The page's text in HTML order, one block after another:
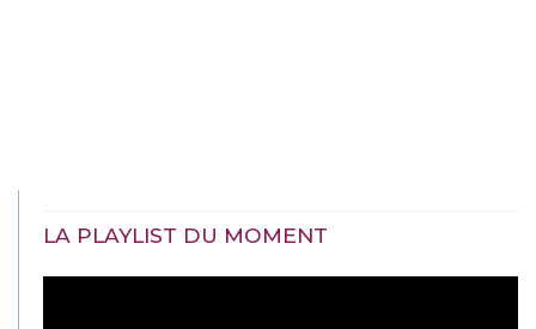
LA PLAYLIST DU MOMENT